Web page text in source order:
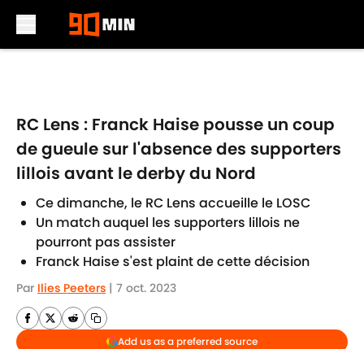
RC Lens : Franck Haise pousse un coup
de gueule sur l'absence des supporters
lillois avant le derby du Nord
Ce dimanche, le RC Lens accueille le LOSC
Un match auquel les supporters lillois ne
pourront pas assister
Franck Haise s'est plaint de cette décision
Par Ilies Peeters | 7 oct. 2023
Add us as a preferred source